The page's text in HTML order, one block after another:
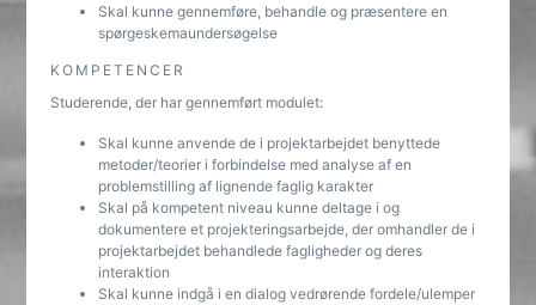
Skal kunne gennemføre, behandle og præsentere en
spørgeskemaundersøgelse
KOMPETENCER
Studerende, der har gennemført modulet:
Skal kunne anvende de i projektarbejdet benyttede
metoder/teorier i forbindelse med analyse af en
problemstilling af lignende faglig karakter
Skal på kompetent niveau kunne deltage i og
dokumentere et projekteringsarbejde, der omhandler de i
projektarbejdet behandlede fagligheder og deres
interaktion
Skal kunne indgå i en dialog vedrørende fordele/ulemper